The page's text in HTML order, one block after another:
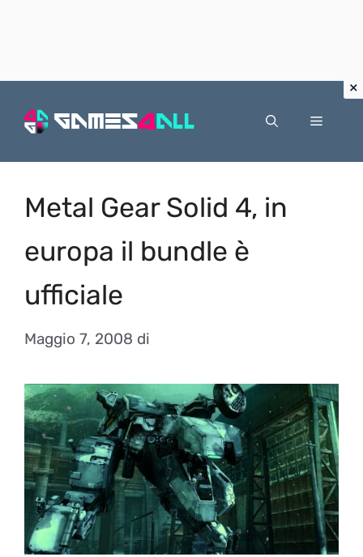
Menu
Metal Gear Solid 4, in
europa il bundle è
ufficiale
Maggio 7, 2008 di